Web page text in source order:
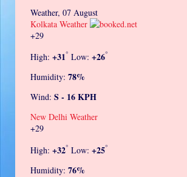
Weather, 07 August
Kolkata Weather
+29
High: +31° Low: +26°
Humidity: 78%
Wind: S - 16 KPH
New Delhi Weather
+29
High: +32° Low: +25°
Humidity: 76%